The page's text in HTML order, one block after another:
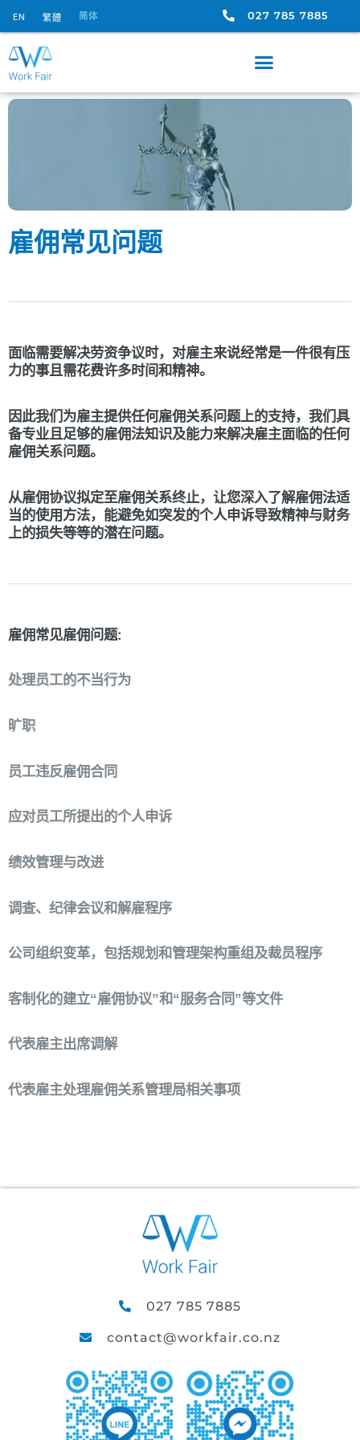
EN 繁體 简体 027 785 7885
雇佣常见问题
面临需要解决劳资争议时，对雇主来说经常是一件很有压
力的事且需花费许多时间和精神。
因此我们为雇主提供任何雇佣关系问题上的支持，我们具
备专业且足够的雇佣法知识及能力来解决雇主面临的任何
雇佣关系问题。
从雇佣协议拟定至雇佣关系终止，让您深入了解雇佣法适
当的使用方法，能避免如突发的个人申诉导致精神与财务
上的损失等等的潜在问题。
雇佣常见雇佣问题:
处理员工的不当行为
旷职
员工违反雇佣合同
应对员工所提出的个人申诉
绩效管理与改进
调查、纪律会议和解雇程序
公司组织变革，包括规划和管理架构重组及裁员程序
客制化的建立“雇佣协议”和“服务合同”等文件
代表雇主出席调解
代表雇主处理雇佣关系管理局相关事项
027 785 7885
contact@workfair.co.nz